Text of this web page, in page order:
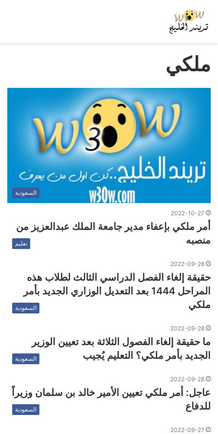
ملكي
السعودية
2022-10-27
أمر ملكي بإعفاء مدير جامعة الملك عبدالعزيز من
منصبه
تعليم
2022-09-28
حقيقة إلغاء الفصل الدراسي الثالث لطلاب هذه
المراحل 1444 بعد التعديل الوزاري الجديد بأمر
ملكي
السعودية
2022-09-28
ما حقيقة إلغاء الفصول الثلاثة بعد تعيين الوزير
الجديد بأمر ملكي؟ التعليم يُجيب
السعودية
2022-09-28
عاجل: أمر ملكي تعيين الأمير خالد بن سلمان وزيراً
للدفاع
السعودية
2022-09-27